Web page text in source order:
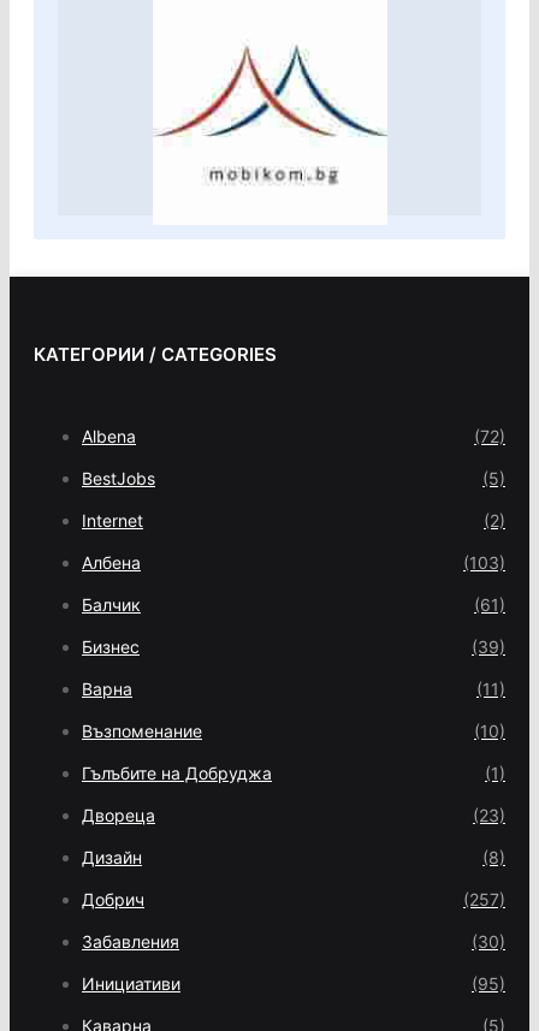
КАТЕГОРИИ / CATEGORIES
Albena (72)
BestJobs (5)
Internet (2)
Албена (103)
Балчик (61)
Бизнес (39)
Варна (11)
Възпоменание (10)
Гълъбите на Добруджа (1)
Двореца (23)
Дизайн (8)
Добрич (257)
Забавления (30)
Инициативи (95)
Каварна (5)